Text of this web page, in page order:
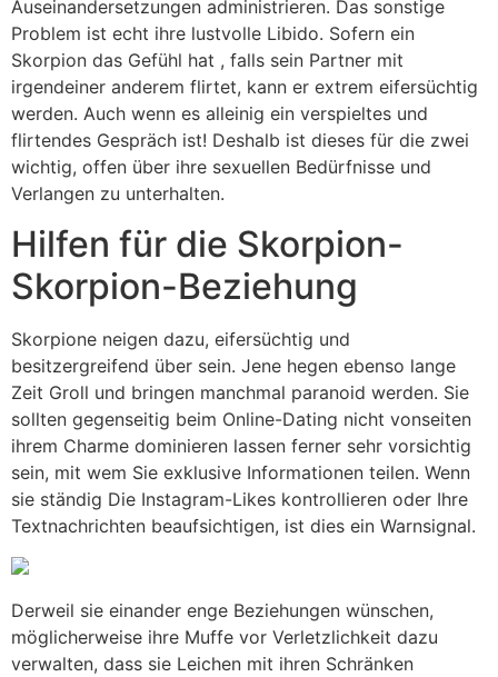
Auseinandersetzungen administrieren. Das sonstige
Problem ist echt ihre lustvolle Libido. Sofern ein
Skorpion das Gefühl hat , falls sein Partner mit
irgendeiner anderem flirtet, kann er extrem eifersüchtig
werden. Auch wenn es alleinig ein verspieltes und
flirtendes Gespräch ist! Deshalb ist dieses für die zwei
wichtig, offen über ihre sexuellen Bedürfnisse und
Verlangen zu unterhalten.
Hilfen für die Skorpion-
Skorpion-Beziehung
Skorpione neigen dazu, eifersüchtig und
besitzergreifend über sein. Jene hegen ebenso lange
Zeit Groll und bringen manchmal paranoid werden. Sie
sollten gegenseitig beim Online-Dating nicht vonseiten
ihrem Charme dominieren lassen ferner sehr vorsichtig
sein, mit wem Sie exklusive Informationen teilen. Wenn
sie ständig Die Instagram-Likes kontrollieren oder Ihre
Textnachrichten beaufsichtigen, ist dies ein Warnsignal.
Derweil sie einander enge Beziehungen wünschen,
möglicherweise ihre Muffe vor Verletzlichkeit dazu
verwalten, dass sie Leichen mit ihren Schränken